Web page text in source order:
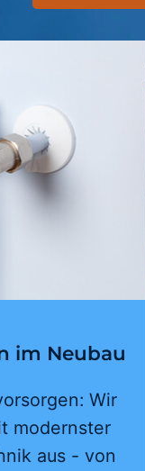
im Neubau
Wir
modernster
aus - von